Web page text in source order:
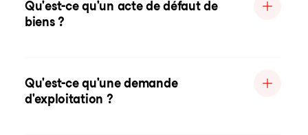
Qu'est-ce qu'un acte de défaut de
biens ?
Qu'est-ce qu'une demande
d'exploitation ?